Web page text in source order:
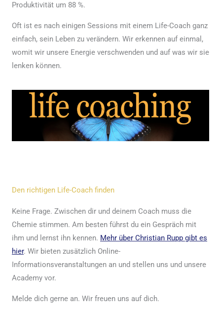
Produktivität um 88 %.
Oft ist es nach einigen Sessions mit einem Life-Coach ganz
einfach, sein Leben zu verändern. Wir erkennen auf einmal,
womit wir unsere Energie verschwenden und auf was wir sie
lenken können.
Den richtigen Life-Coach finden
Keine Frage. Zwischen dir und deinem Coach muss die
Chemie stimmen. Am besten führst du ein Gespräch mit
ihm und lernst ihn kennen. Mehr über Christian Rupp gibt es
hier. Wir bieten zusätzlich Online-
Informationsveranstaltungen an und stellen uns und unsere
Academy vor.
Melde dich gerne an. Wir freuen uns auf dich.